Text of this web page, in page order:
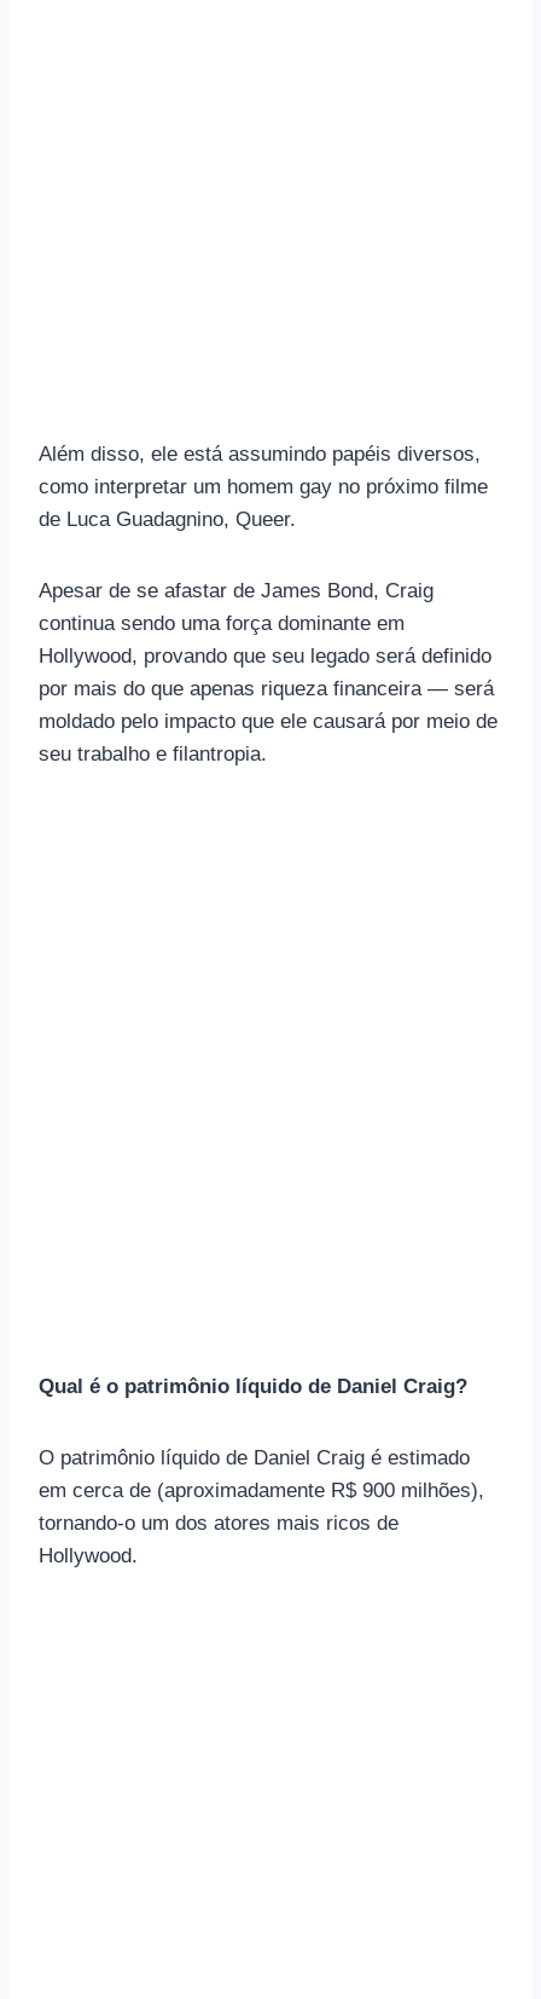
Além disso, ele está assumindo papéis diversos,
como interpretar um homem gay no próximo filme
de Luca Guadagnino, Queer.
Apesar de se afastar de James Bond, Craig
continua sendo uma força dominante em
Hollywood, provando que seu legado será definido
por mais do que apenas riqueza financeira — será
moldado pelo impacto que ele causará por meio de
seu trabalho e filantropia.
Qual é o patrimônio líquido de Daniel Craig?
O patrimônio líquido de Daniel Craig é estimado
em cerca de (aproximadamente R$ 900 milhões),
tornando-o um dos atores mais ricos de
Hollywood.